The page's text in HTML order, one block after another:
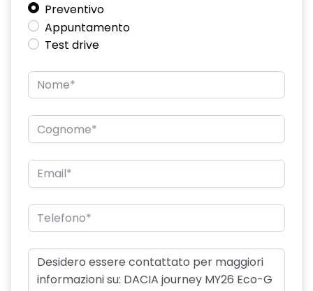
Preventivo
Appuntamento
Test drive